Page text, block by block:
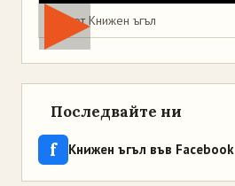
Мая от Книжен ъгъл
Последвайте ни
f Книжен ъгъл във Facebook